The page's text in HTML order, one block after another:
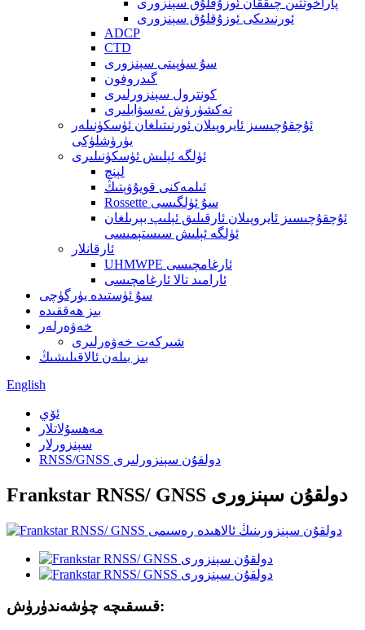
پاراخوتتىن چىققان ئوزۇقلۇق سېنزورى
ئورنىدىكى ئوزۇقلۇق سېنزورى
ADCP
CTD
سۇ سۈپىتى سېنزورى
گىدروفون
كونترول سېنزورلىرى
تەكشۈرۈش ئەسۋابلىرى
ئۇچقۇچىسىز ئايروپىلان ئورنىتىلغان ئۈسكۈنىلەر
يۈرۈشلۈكى
ئۈلگە ئېلىش ئۈسكۈنىلىرى
لېنچ
ئىلمەكنى قويۇۋېتىڭ
Rossette سۇ ئۈلگىسى
ئۇچقۇچىسىز ئايروپىلان ئارقىلىق ئېلىپ بېرىلغان
ئۈلگە ئېلىش سىستېمىسى
ئارقانلار
UHMWPE ئارغامچىسى
ئارامىد تالا ئارغامچىسى
سۇ ئۈستىدە يۈرگۈچى
بىز ھەققىدە
خەۋەرلەر
شىركەت خەۋەرلىرى
بىز بىلەن ئالاقىلىشىڭ
English
ئۆي
مەھسۇلاتلار
سېنزورلار
RNSS/GNSS دولقۇن سېنزورلىرى
Frankstar RNSS/ GNSS دولقۇن سېنزورى
قىسقىچە چۈشەندۈرۈش: